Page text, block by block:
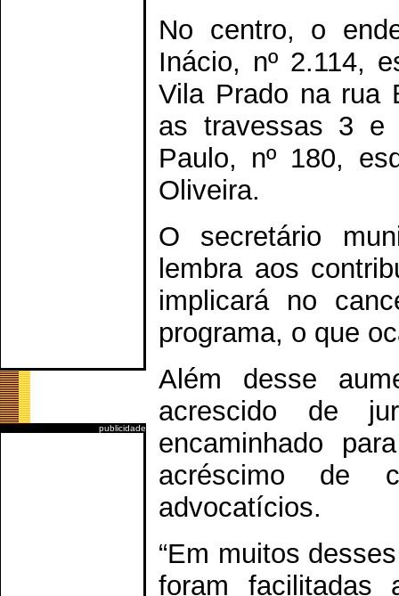
publicidade
No centro, o
Inácio, nº 2.114,
Vila Prado na rua
as travessas 3 e
Paulo, nº 180,
Oliveira.
O secretário
lembra aos
implicará no
programa, o que
Além desse
acrescido de
encaminhado
acréscimo de
advocatícios.
“Em muitos
foram facilitadas